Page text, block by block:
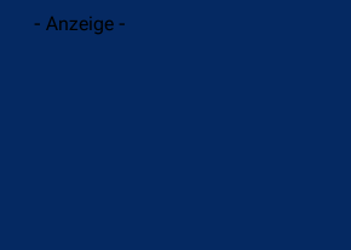
- Anzeige -